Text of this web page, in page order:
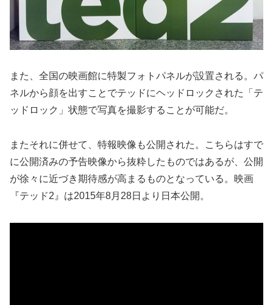
また、全国の映画館に特製フォトパネルが設置される。パ
ネルから顔を出すことでテッドにヘッドロックされた「テ
ッドロック」状態で写真を撮影することが可能だ。
またそれに併せて、特報映像も公開された。こちらはすで
に公開済みの予告映像から抜粋したものではあるが、公開
が徐々に近づき期待感が高まるものとなっている。映画
『テッド2』は2015年8月28日より日本公開。